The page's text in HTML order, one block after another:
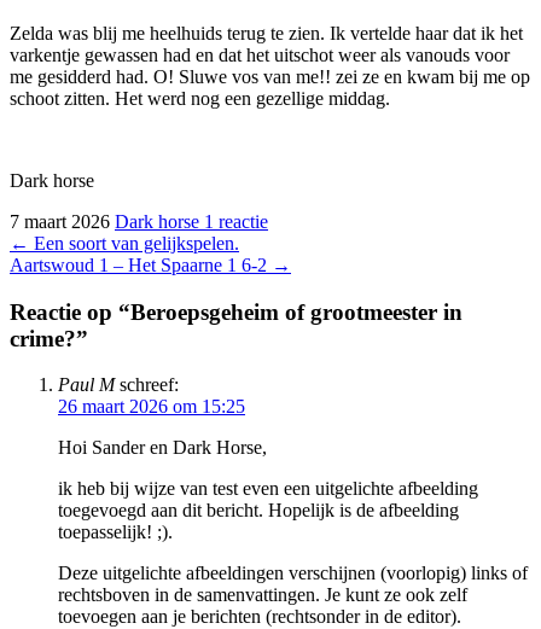
Zelda was blij me heelhuids terug te zien. Ik vertelde haar dat ik het
varkentje gewassen had en dat het uitschot weer als vanouds voor
me gesidderd had. O! Sluwe vos van me!! zei ze en kwam bij me op
schoot zitten. Het werd nog een gezellige middag.
Dark horse
7 maart 2026 Dark horse 1 reactie
Bericht
navigatie
← Een soort van gelijkspelen.
Aartswoud 1 – Het Spaarne 1 6-2 →
Reactie op “Beroepsgeheim of grootmeester in
crime?”
Paul M schreef:
26 maart 2026 om 15:25
Hoi Sander en Dark Horse,
ik heb bij wijze van test even een uitgelichte afbeelding
toegevoegd aan dit bericht. Hopelijk is de afbeelding
toepasselijk! ;).
Deze uitgelichte afbeeldingen verschijnen (voorlopig) links of
rechtsboven in de samenvattingen. Je kunt ze ook zelf
toevoegen aan je berichten (rechtsonder in de editor).